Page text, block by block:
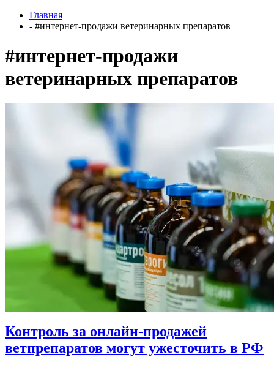
Главная
- #интернет-продажи ветеринарных препаратов
#интернет-продажи
ветеринарных препаратов
Контроль за онлайн-продажей
ветпрепаратов могут ужесточить в РФ